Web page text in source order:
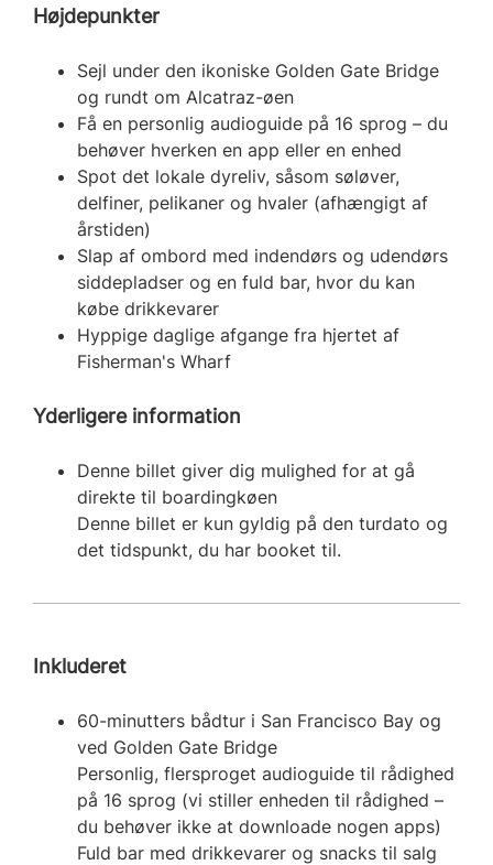
Højdepunkter
Sejl under den ikoniske Golden Gate Bridge
og rundt om Alcatraz-øen
Få en personlig audioguide på 16 sprog – du
behøver hverken en app eller en enhed
Spot det lokale dyreliv, såsom søløver,
delfiner, pelikaner og hvaler (afhængigt af
årstiden)
Slap af ombord med indendørs og udendørs
siddepladser og en fuld bar, hvor du kan
købe drikkevarer
Hyppige daglige afgange fra hjertet af
Fisherman's Wharf
Yderligere information
Denne billet giver dig mulighed for at gå
direkte til boardingkøen
Denne billet er kun gyldig på den turdato og
det tidspunkt, du har booket til.
Inkluderet
60-minutters bådtur i San Francisco Bay og
ved Golden Gate Bridge
Personlig, flersproget audioguide til rådighed
på 16 sprog (vi stiller enheden til rådighed –
du behøver ikke at downloade nogen apps)
Fuld bar med drikkevarer og snacks til salg